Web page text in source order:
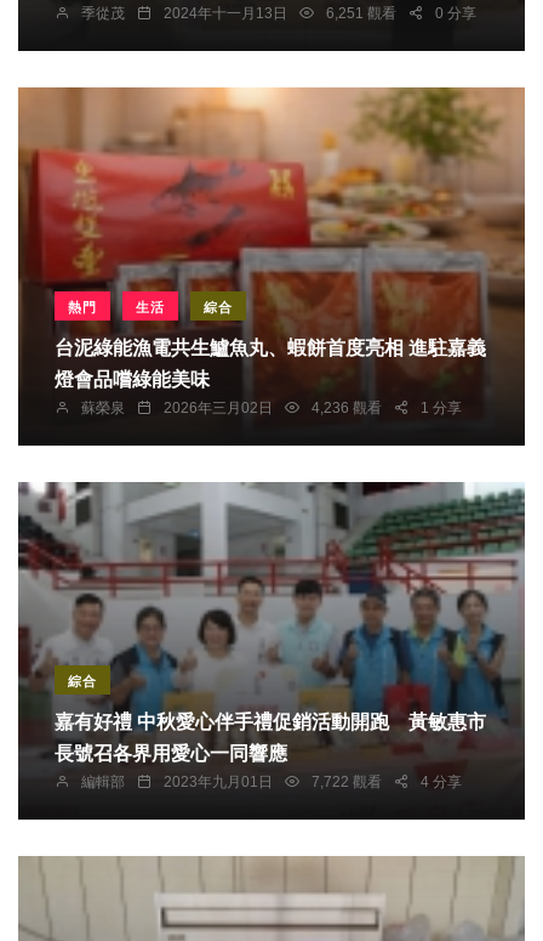
季從茂 2024年十一月13日 6,251 觀看 0 分享
熱門 生活 綜合
台泥綠能漁電共生鱸魚丸、蝦餅首度亮相 進駐嘉義
燈會品嚐綠能美味
蘇榮泉 2026年三月02日 4,236 觀看 1 分享
綜合
嘉有好禮 中秋愛心伴手禮促銷活動開跑 黃敏惠市
長號召各界用愛心一同響應
編輯部 2023年九月01日 7,722 觀看 4 分享